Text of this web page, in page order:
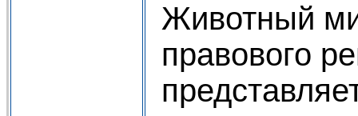
Животный
правового